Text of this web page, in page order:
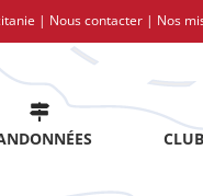
| Nous contacter | Nos